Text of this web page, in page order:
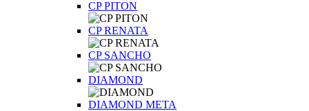
CP PITON
CP RENATA
CP SANCHO
DIAMOND
DIAMOND META